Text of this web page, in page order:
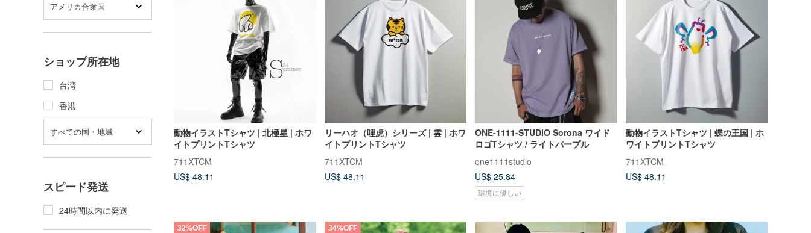
アメリカ合衆国
ショップ所在地
台湾
香港
すべての国・地域
スピード発送
24時間以内に発送
動物イラストTシャツ | 北極星 | ホワ
イトプリントTシャツ
711XTCM
US$ 48.11
リーハオ（哩虎）シリーズ | 雲 | ホワ
イトプリントTシャツ
711XTCM
US$ 48.11
ONE-1111-STUDIO Sorona ワイド
ロゴTシャツ / ライトパープル
one1111studio
US$ 25.84
環境に優しい
動物イラストTシャツ | 蝶の王国 | ホ
ワイトプリントTシャツ
711XTCM
US$ 48.11
32%OFF 34%OFF